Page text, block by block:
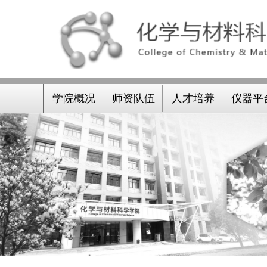
学院概况 师资队伍 人才培养 仪器平